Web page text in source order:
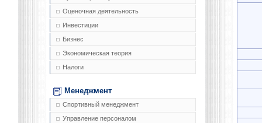
Оценочная деятельность
Инвестиции
Бизнес
Экономическая теория
Налоги
Менеджмент
Спортивный менеджмент
Управление персоналом